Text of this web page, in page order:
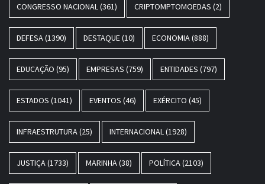
CONGRESSO NACIONAL (361) CRIPTOMPTOMOEDAS (2)
DEFESA (1390) DESTAQUE(10) ECONOMIA (888)
EDUCAÇÃO (95) EMPRESAS (759) ENTIDADES (797)
ESTADOS (1041) EVENTOS (46) EXÉRCITO (45)
INFRAESTRUTURA (25) INTERNACIONAL (1928)
JUSTIÇA (1733) MARINHA (38) POLÍTICA (2103)